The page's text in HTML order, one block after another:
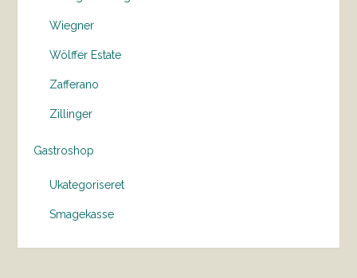
Wiegner
Wölffer Estate
Zafferano
Zillinger
Gastroshop
Ukategoriseret
Smagekasse